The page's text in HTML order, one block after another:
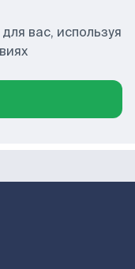
вас, используя